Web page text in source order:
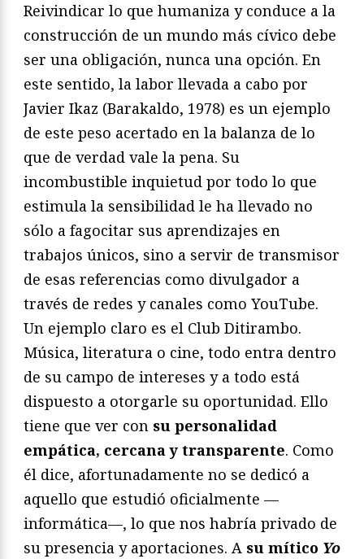
Reivindicar lo que humaniza y conduce a la
construcción de un mundo más cívico debe
ser una obligación, nunca una opción. En
este sentido, la labor llevada a cabo por
Javier Ikaz (Barakaldo, 1978) es un ejemplo
de este peso acertado en la balanza de lo
que de verdad vale la pena. Su
incombustible inquietud por todo lo que
estimula la sensibilidad le ha llevado no
sólo a fagocitar sus aprendizajes en
trabajos únicos, sino a servir de transmisor
de esas referencias como divulgador a
través de redes y canales como YouTube.
Un ejemplo claro es el Club Ditirambo.
Música, literatura o cine, todo entra dentro
de su campo de intereses y a todo está
dispuesto a otorgarle su oportunidad. Ello
tiene que ver con su personalidad
empática, cercana y transparente. Como
él dice, afortunadamente no se dedicó a
aquello que estudió oficialmente —
informática—, lo que nos habría privado de
su presencia y aportaciones. A su mítico Yo